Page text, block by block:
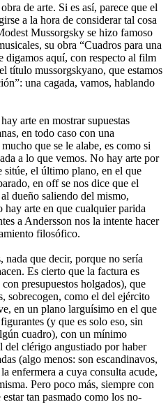
de arte. Si es así, parece que el
a la hora de considerar tal cosa
Mussorgsky se hizo famoso
su obra “Cuadros para una
digamos aquí, con respecto al film
título mussorgskyano, que estamos
una cagada, vamos, hablando
arte en mostrar supuestas
en todo caso con una
que se le alabe, es como si
a lo que vemos. No hay arte por
sitúe, el último plano, en el que
en off se nos dice que el
dueño saliendo del mismo,
arte en que cualquier parida
a Andersson nos la intente hacer
filosófico.
que decir, porque no sería
Es cierto que la factura es
presupuestos holgados), que
sobrecogen, como el del ejército
en un plano larguísimo en el que
(y que es solo eso, sin
cuadro), con un mínimo
del clérigo angustiado por haber
(algo menos: son escandinavos,
enfermera a cuya consulta acude,
Pero poco más, siempre con
tan pasmado como los no-